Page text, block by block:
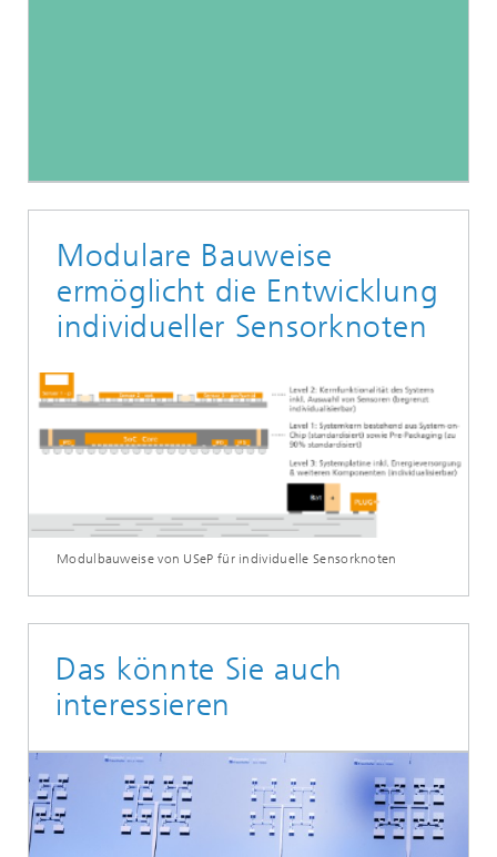
Modulare Bauweise
ermöglicht die Entwicklung
individueller Sensorknoten
Modulbauweise von USeP für individuelle Sensorknoten
Das könnte Sie auch
interessieren